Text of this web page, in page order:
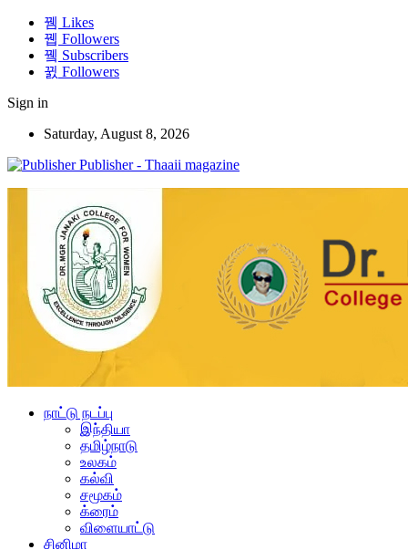
Likes
Followers
Subscribers
Followers
Sign in
Saturday, August 8, 2026
Publisher - Thaaii magazine
நாட்டு நடப்பு
இந்தியா
தமிழ்நாடு
உலகம்
கல்வி
சமூகம்
க்ரைம்
விளையாட்டு
சினிமா